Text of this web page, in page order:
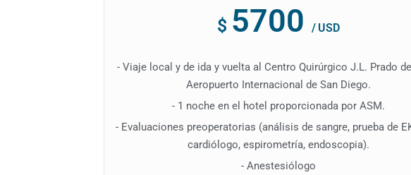
$ 5700/ USD
- Viaje local y de ida y vuelta al Centro Quirúrgico J.L. Prado
Aeropuerto Internacional de San Diego.
- 1 noche en el hotel proporcionada por ASM.
- Evaluaciones preoperatorias (análisis de sangre, prueba de
cardiólogo, espirometría, endoscopia).
- Anestesiólogo